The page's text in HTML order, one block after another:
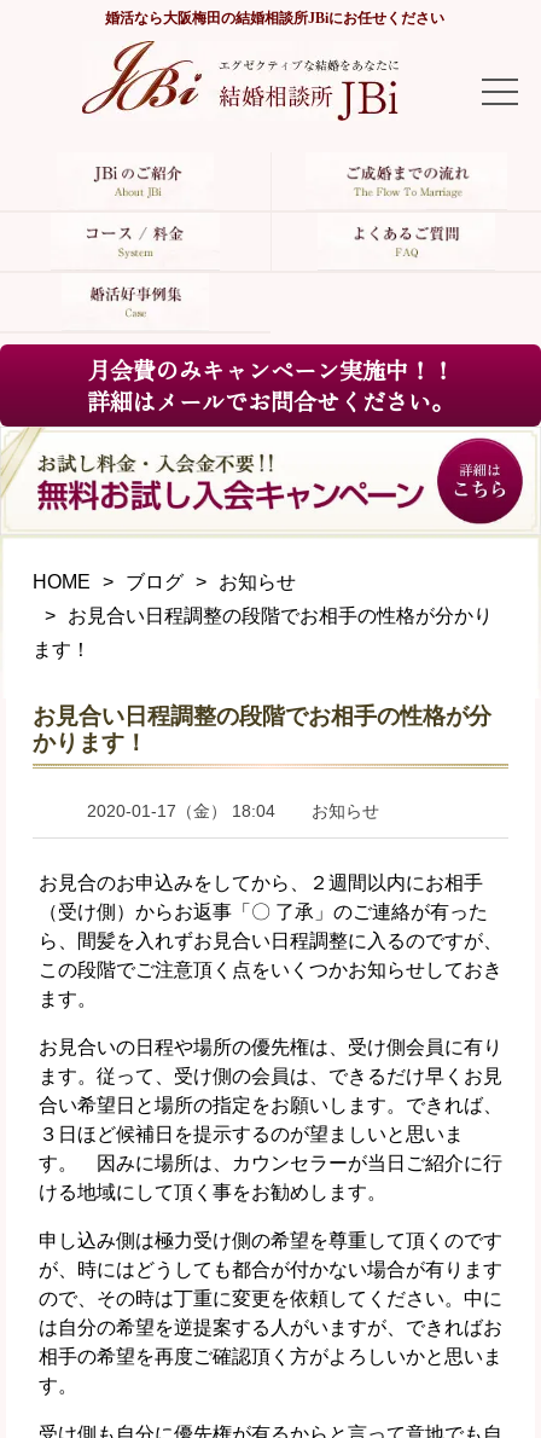
婚活なら大阪梅田の結婚相談所JBiにお任せください
TOP
よくあるご質問
婚活好事例集
月会費のみキャンペーン実施中！！
詳細はメールでお問合せください。
HOME ブログ
お知らせ
お見合い日程調整の段階でお相手の性格が分かり
ます！
お見合い日程調整の段階でお相手の性格が分
かります！
2020-01-17（金） 18:04 お知らせ
お見合のお申込みをしてから、２週間以内にお相手
（受け側）からお返事「〇 了承」のご連絡が有った
ら、間髪を入れずお見合い日程調整に入るのですが、
この段階でご注意頂く点をいくつかお知らせしておき
ます。
お見合いの日程や場所の優先権は、受け側会員に有り
ます。従って、受け側の会員は、できるだけ早くお見
合い希望日と場所の指定をお願いします。できれば、
３日ほど候補日を提示するのが望ましいと思いま
す。 因みに場所は、カウンセラーが当日ご紹介に行
ける地域にして頂く事をお勧めします。
申し込み側は極力受け側の希望を尊重して頂くのです
が、時にはどうしても都合が付かない場合が有ります
ので、その時は丁重に変更を依頼してください。中に
は自分の希望を逆提案する人がいますが、できればお
相手の希望を再度ご確認頂く方がよろしいかと思いま
す。